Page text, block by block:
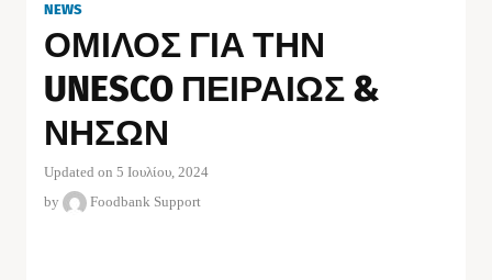
NEWS
ΟΜΙΛΟΣ ΓΙΑ ΤΗΝ
UNESCO ΠΕΙΡΑΙΩΣ &
ΝΗΣΩΝ
Updated on 5 Ιουλίου, 2024
by
Foodbank Support